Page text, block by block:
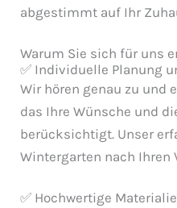
abgestimmt auf Ihr
Warum Sie sich für uns
✅ Individuelle Planung
Wir hören genau zu und
das Ihre Wünsche und
berücksichtigt. Unser
Wintergarten nach Ihren
✅ Hochwertige